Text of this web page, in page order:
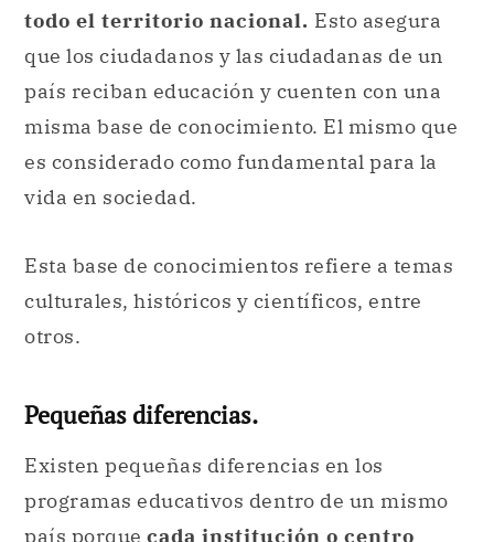
todo el territorio nacional. Esto asegura
que los ciudadanos y las ciudadanas de un
país reciban educación y cuenten con una
misma base de conocimiento. El mismo que
es considerado como fundamental para la
vida en sociedad.
Esta base de conocimientos refiere a temas
culturales, históricos y científicos, entre
otros.
Pequeñas diferencias.
Existen pequeñas diferencias en los
programas educativos dentro de un mismo
país porque cada institución o centro